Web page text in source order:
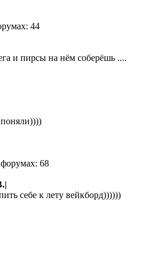
и пирсы на нём соберёшь ....
себе к лету вейкборд))))))